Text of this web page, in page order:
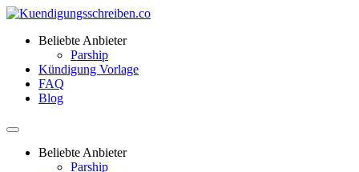
Beliebte Anbieter
Parship
Kündigung Vorlage
FAQ
Blog
Beliebte Anbieter
Parship